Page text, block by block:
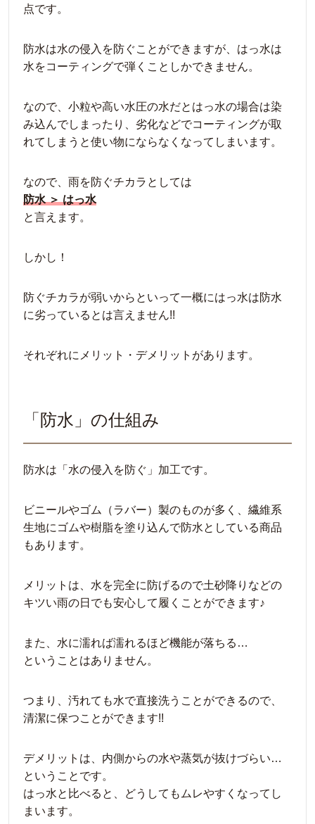
点です。
防水は水の侵入を防ぐことができますが、はっ水は
水をコーティングで弾くことしかできません。
なので、小粒や高い水圧の水だとはっ水の場合は染
み込んでしまったり、劣化などでコーティングが取
れてしまうと使い物にならなくなってしまいます。
なので、雨を防ぐチカラとしては
防水 ＞ はっ水
と言えます。
しかし！
防ぐチカラが弱いからといって一概にはっ水は防水
に劣っているとは言えません!!
それぞれにメリット・デメリットがあります。
「防水」の仕組み
防水は「水の侵入を防ぐ」加工です。
ビニールやゴム（ラバー）製のものが多く、繊維系
生地にゴムや樹脂を塗り込んで防水としている商品
もあります。
メリットは、水を完全に防げるので土砂降りなどの
キツい雨の日でも安心して履くことができます♪
また、水に濡れば濡れるほど機能が落ちる…
ということはありません。
つまり、汚れても水で直接洗うことができるので、
清潔に保つことができます!!
デメリットは、内側からの水や蒸気が抜けづらい…
ということです。
はっ水と比べると、どうしてもムレやすくなってし
まいます。